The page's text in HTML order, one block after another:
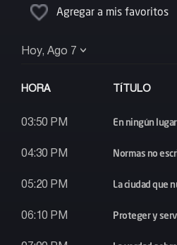
Agregar a mis favoritos
Hoy, Ago 7
HORA TÍTULO
03:50 PM En ningún lugar
04:30 PM Normas no
05:20 PM La ciudad que
06:10 PM Proteger y